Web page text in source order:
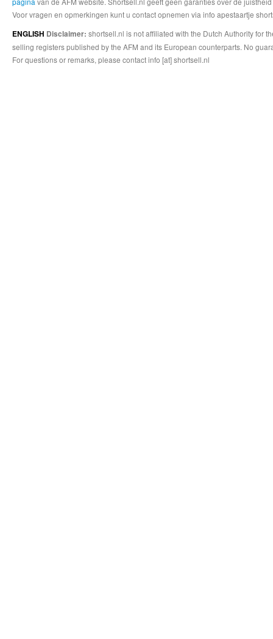
Voor vragen en opmerkingen kunt u contact opnemen via info apestaartje
ENGLISH Disclaimer: shortsell.nl is not affiliated with the Dutch Authority for
selling registers published by the AFM and its European counterparts. No
For questions or remarks, please contact info [at] shortsell.nl